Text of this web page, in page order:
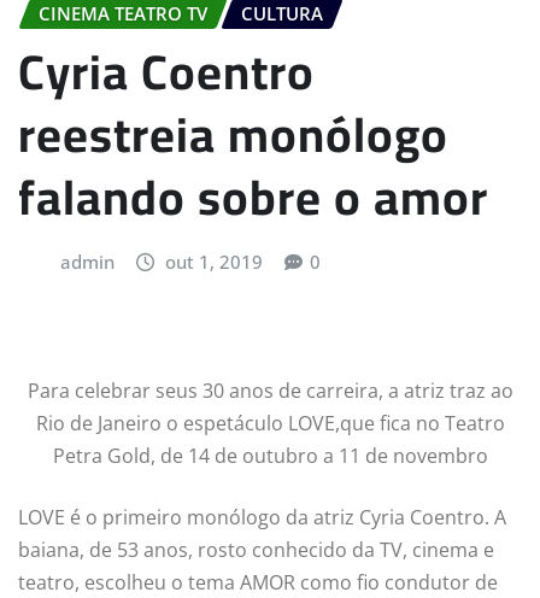
CINEMA TEATRO TV CULTURA
Cyria Coentro
reestreia monólogo
falando sobre o amor
admin out 1, 2019 0
Para celebrar seus 30 anos de carreira, a atriz traz ao
Rio de Janeiro o espetáculo LOVE,que fica no Teatro
Petra Gold, de 14 de outubro a 11 de novembro
LOVE é o primeiro monólogo da atriz Cyria Coentro. A
baiana, de 53 anos, rosto conhecido da TV, cinema e
teatro, escolheu o tema AMOR como fio condutor de